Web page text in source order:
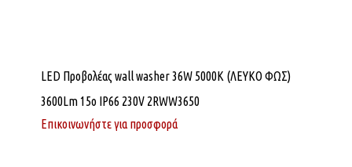
LED Προβολέας wall washer 36W 5000K (ΛΕΥΚΟ ΦΩΣ)
3600Lm 15o IP66 230V 2RWW3650
Επικοινωνήστε για προσφορά